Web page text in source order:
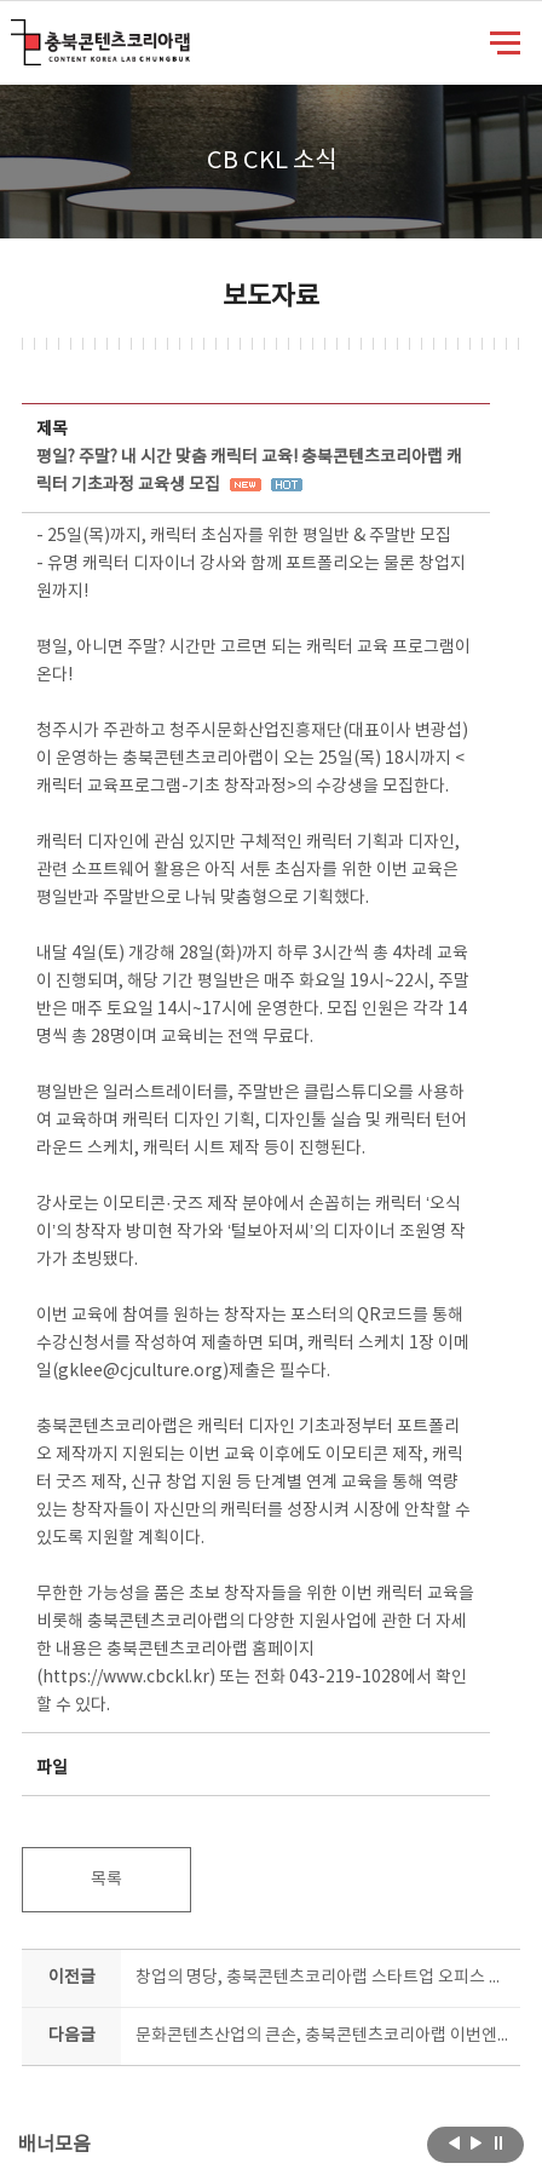
CB CKL 소식
보도자료
제목
평일? 주말? 내 시간 맞춤 캐릭터 교육! 충북콘텐츠코리아랩 캐
릭터 기초과정 교육생 모집
- 25일(목)까지, 캐릭터 초심자를 위한 평일반 & 주말반 모집
- 유명 캐릭터 디자이너 강사와 함께 포트폴리오는 물론 창업지
원까지!
평일, 아니면 주말? 시간만 고르면 되는 캐릭터 교육 프로그램이
온다!
청주시가 주관하고 청주시문화산업진흥재단(대표이사 변광섭)
이 운영하는 충북콘텐츠코리아랩이 오는 25일(목) 18시까지 <
캐릭터 교육프로그램-기초 창작과정>의 수강생을 모집한다.
캐릭터 디자인에 관심 있지만 구체적인 캐릭터 기획과 디자인,
관련 소프트웨어 활용은 아직 서툰 초심자를 위한 이번 교육은
평일반과 주말반으로 나눠 맞춤형으로 기획했다.
내달 4일(토) 개강해 28일(화)까지 하루 3시간씩 총 4차례 교육
이 진행되며, 해당 기간 평일반은 매주 화요일 19시~22시, 주말
반은 매주 토요일 14시~17시에 운영한다. 모집 인원은 각각 14
명씩 총 28명이며 교육비는 전액 무료다.
평일반은 일러스트레이터를, 주말반은 클립스튜디오를 사용하
여 교육하며 캐릭터 디자인 기획, 디자인툴 실습 및 캐릭터 턴어
라운드 스케치, 캐릭터 시트 제작 등이 진행된다.
강사로는 이모티콘·굿즈 제작 분야에서 손꼽히는 캐릭터 ‘오식
이’의 창작자 방미현 작가와 ‘털보아저씨’의 디자이너 조원영 작
가가 초빙됐다.
이번 교육에 참여를 원하는 창작자는 포스터의 QR코드를 통해
수강신청서를 작성하여 제출하면 되며, 캐릭터 스케치 1장 이메
일(gklee@cjculture.org)제출은 필수다.
충북콘텐츠코리아랩은 캐릭터 디자인 기초과정부터 포트폴리
오 제작까지 지원되는 이번 교육 이후에도 이모티콘 제작, 캐릭
터 굿즈 제작, 신규 창업 지원 등 단계별 연계 교육을 통해 역량
있는 창작자들이 자신만의 캐릭터를 성장시켜 시장에 안착할 수
있도록 지원할 계획이다.
무한한 가능성을 품은 초보 창작자들을 위한 이번 캐릭터 교육을
비롯해 충북콘텐츠코리아랩의 다양한 지원사업에 관한 더 자세
한 내용은 충북콘텐츠코리아랩 홈페이지
(https://www.cbckl.kr) 또는 전화 043-219-1028에서 확인
할 수 있다.
파일
목록
이전글 창업의 명당, 충북콘텐츠코리아랩 스타트업 오피스 무료 분양
다음글 문화콘텐츠산업의 큰손, 충북콘텐츠코리아랩 이번엔 ‘킥!스타트업 콘텐츠 제작’ 지원
배너모음